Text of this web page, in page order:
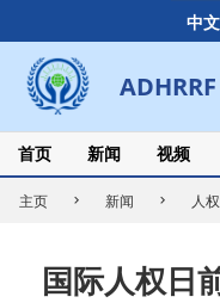
中文
to
content
ADHRRF
Secondary
Navigation
Menu
首页 新闻 视频
主页 新闻 人
国际人权日